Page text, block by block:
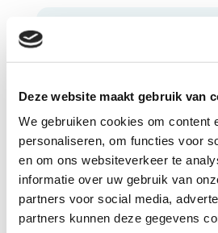
Deze website maakt gebruik van
We gebruiken cookies om content
personaliseren, om functies voor
en om ons websiteverkeer te
informatie over uw gebruik van
partners voor social media,
partners kunnen deze gegevens
Soorten straffen